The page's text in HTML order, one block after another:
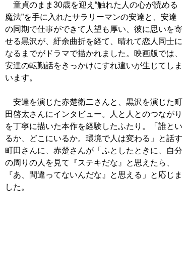
童貞のまま30歳を迎え“触れた人の心が読める
魔法”を手に入れたサラリーマンの安達と、安達
の同期で仕事ができて人望も厚い、彼に思いを寄
せる黒沢が、紆余曲折を経て、晴れて恋人同士に
なるまでがドラマで描かれました。映画版では、
安達の転勤話をきっかけにすれ違いが生じてしま
います。
安達を演じた赤楚衛二さんと、黒沢を演じた町
田啓太さんにインタビュー。人と人とのつながり
を丁寧に描いた本作を経験したふたり。「誰とい
るか、どこにいるか。環境で人は変わる」と話す
町田さんに、赤楚さんが「ふとしたときに、自分
の周りの人を見て『ステキだな』と思えたら、
『あ、間違ってないんだな』と思える」と応じま
した。